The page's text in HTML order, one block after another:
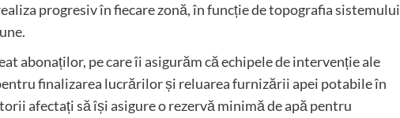
progresiv în fiecare zonă, în funcție de topografia sistemului
abonaților, pe care îi asigurăm că echipele de intervenție ale
finalizarea lucrărilor și reluarea furnizării apei potabile în
afectați să își asigure o rezervă minimă de apă pentru